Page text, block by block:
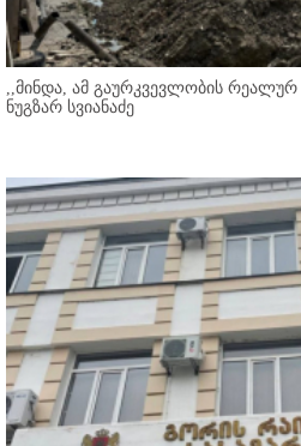
,,მინდა, ამ გაურკვევლობის რეალურ
ნუგზარ სვიანაძე